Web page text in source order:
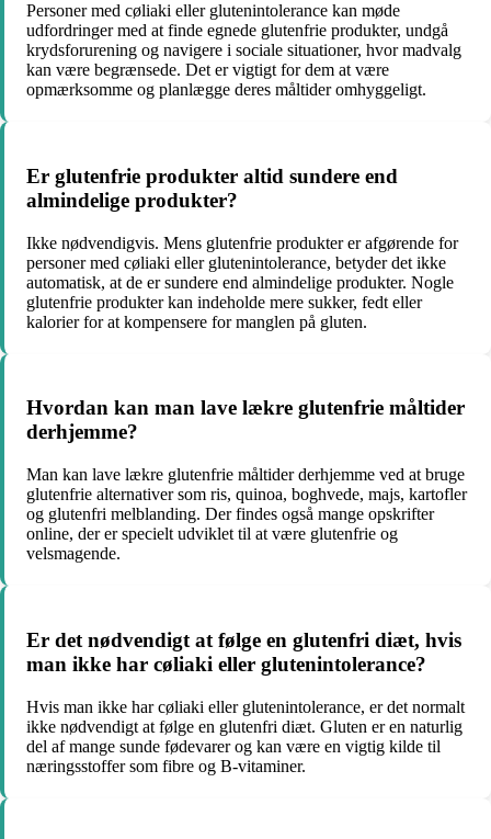
Personer med cøliaki eller glutenintolerance kan møde
udfordringer med at finde egnede glutenfrie produkter, undgå
krydsforurening og navigere i sociale situationer, hvor madvalg
kan være begrænsede. Det er vigtigt for dem at være
opmærksomme og planlægge deres måltider omhyggeligt.
Er glutenfrie produkter altid sundere end
almindelige produkter?
Ikke nødvendigvis. Mens glutenfrie produkter er afgørende for
personer med cøliaki eller glutenintolerance, betyder det ikke
automatisk, at de er sundere end almindelige produkter. Nogle
glutenfrie produkter kan indeholde mere sukker, fedt eller
kalorier for at kompensere for manglen på gluten.
Hvordan kan man lave lækre glutenfrie måltider
derhjemme?
Man kan lave lækre glutenfrie måltider derhjemme ved at bruge
glutenfrie alternativer som ris, quinoa, boghvede, majs, kartofler
og glutenfri melblanding. Der findes også mange opskrifter
online, der er specielt udviklet til at være glutenfrie og
velsmagende.
Er det nødvendigt at følge en glutenfri diæt, hvis
man ikke har cøliaki eller glutenintolerance?
Hvis man ikke har cøliaki eller glutenintolerance, er det normalt
ikke nødvendigt at følge en glutenfri diæt. Gluten er en naturlig
del af mange sunde fødevarer og kan være en vigtig kilde til
næringsstoffer som fibre og B-vitaminer.